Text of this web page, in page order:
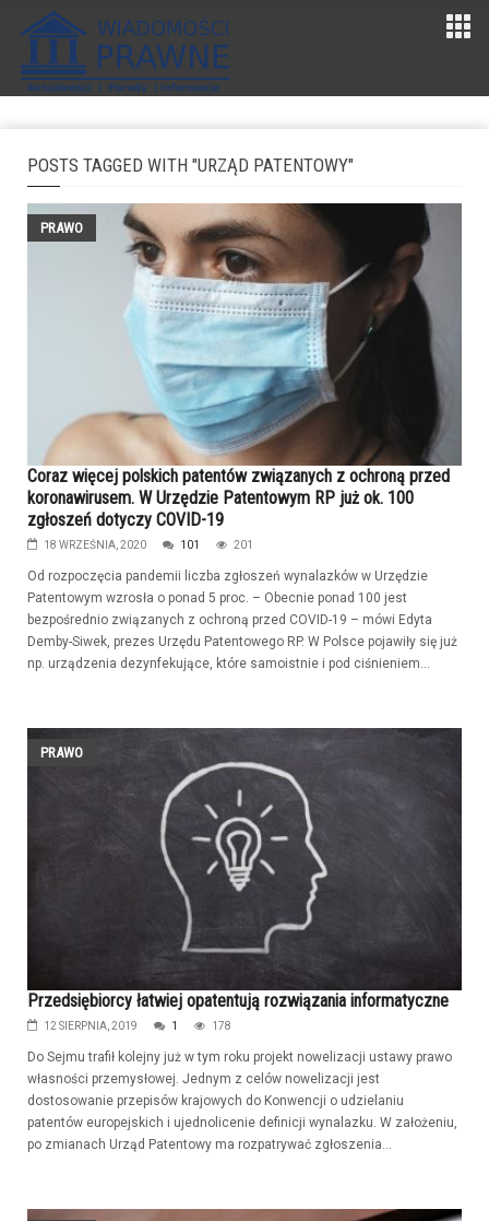
POSTS TAGGED WITH "URZĄD PATENTOWY"
PRAWO
Coraz więcej polskich patentów związanych z ochroną przed
koronawirusem. W Urzędzie Patentowym RP już ok. 100
zgłoszeń dotyczy COVID-19
18 WRZEŚNIA, 2020 101 201
Od rozpoczęcia pandemii liczba zgłoszeń wynalazków w Urzędzie
Patentowym wzrosła o ponad 5 proc. – Obecnie ponad 100 jest
bezpośrednio związanych z ochroną przed COVID-19 – mówi Edyta
Demby-Siwek, prezes Urzędu Patentowego RP. W Polsce pojawiły się już
np. urządzenia dezynfekujące, które samoistnie i pod ciśnieniem...
PRAWO
Przedsiębiorcy łatwiej opatentują rozwiązania informatyczne
12 SIERPNIA, 2019 1 178
Do Sejmu trafił kolejny już w tym roku projekt nowelizacji ustawy prawo
własności przemysłowej. Jednym z celów nowelizacji jest
dostosowanie przepisów krajowych do Konwencji o udzielaniu
patentów europejskich i ujednolicenie definicji wynalazku. W założeniu,
po zmianach Urząd Patentowy ma rozpatrywać zgłoszenia...